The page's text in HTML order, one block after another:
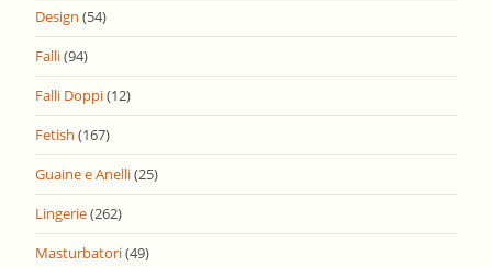
Design (54)
Falli(94)
Falli Doppi(12)
Fetish (167)
Guaine e Anelli(25)
Lingerie(262)
Masturbatori(49)